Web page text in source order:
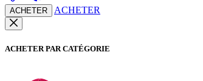
ACHETER ACHETER
ACHETER PAR CATÉGORIE